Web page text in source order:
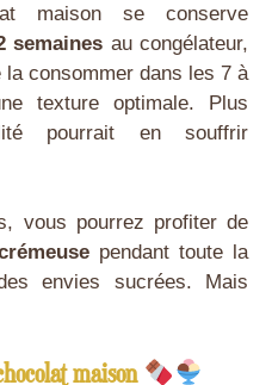
maison se conserve
semaines au congélateur,
la consommer dans les 7 à
texture optimale. Plus
pourrait en souffrir
vous pourrez profiter de
pendant toute la
envies sucrées. Mais
maison